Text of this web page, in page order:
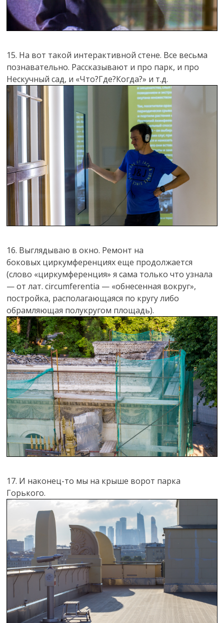
15. На вот такой интерактивной стене. Все весьма
познавательно. Рассказывают и про парк, и про
Нескучный сад, и «Что?Где?Когда?» и т.д.
16. Выглядываю в окно. Ремонт на
боковых циркумференциях еще продолжается
(слово «циркумференция» я сама только что узнала
— от лат. circumferentia — «обнесенная вокруг»,
постройка, располагающаяся по кругу либо
обрамляющая полукругом площадь).
17. И наконец-то мы на крыше ворот парка
Горького.